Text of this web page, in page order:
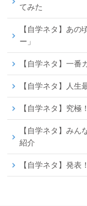
てみた
【自学ネタ】あの
ー」
【自学ネタ】一番
【自学ネタ】人生
【自学ネタ】究極
【自学ネタ】みん
紹介
【自学ネタ】発表